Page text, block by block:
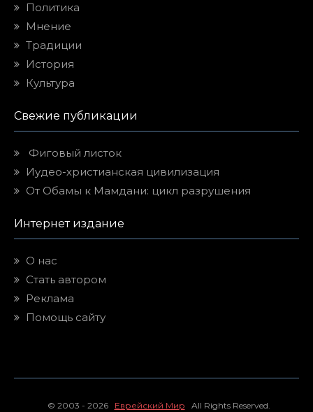
Политика
Мнение
Традиции
История
Культура
Свежие публикации
Фиговый листок
Иудео-христианская цивилизация
От Обамы к Мамдани: цикл разрушения
Интернет издание
О нас
Стать автором
Реклама
Помощь сайту
© 2003 - 2026 Еврейский Мир All Rights Reserved.